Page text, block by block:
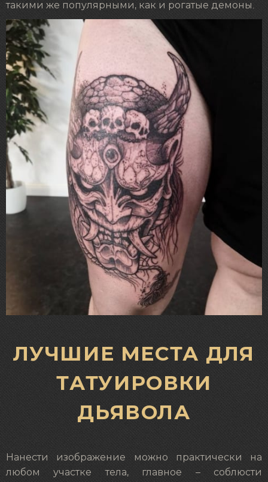
такими же популярными, как и рогатые демоны.
ЛУЧШИЕ МЕСТА ДЛЯ
ТАТУИРОВКИ
ДЬЯВОЛА
Нанести изображение можно практически на
любом участке тела, главное – соблюсти